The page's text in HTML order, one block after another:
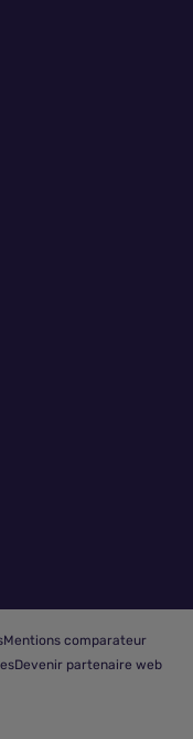
Mentions comparateur
Devenir partenaire web